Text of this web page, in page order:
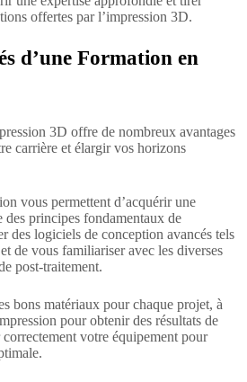
offertes par l’impression 3D.
d’une Formation en
3D offre de nombreux avantages
carrière et élargir vos horizons
vous permettent d’acquérir une
principes fondamentaux de
des logiciels de conception avancés tels
de vous familiariser avec les diverses
post-traitement.
bons matériaux pour chaque projet, à
pour obtenir des résultats de
votre équipement pour